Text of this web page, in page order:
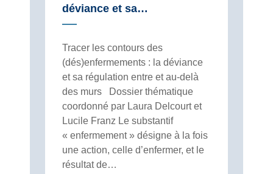
déviance et sa…
Tracer les contours des
(dés)enfermements : la déviance
et sa régulation entre et au-delà
des murs Dossier thématique
coordonné par Laura Delcourt et
Lucile Franz Le substantif
« enfermement » désigne à la fois
une action, celle d’enfermer, et le
résultat de…